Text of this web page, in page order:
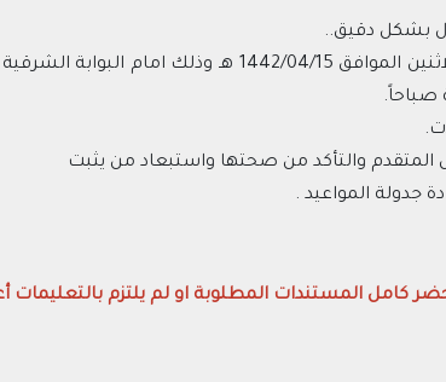
بشكل دقيق..
• لحضور في يوم الاحد الموافق 1442/04/14 هـ أو يوم
صباحاً.
والتأكد من صحتها واستبعاد من يثبت
جدولة المواعيد .
كامل المستندات المطلوبة او لم يلتزم بالتعليمات